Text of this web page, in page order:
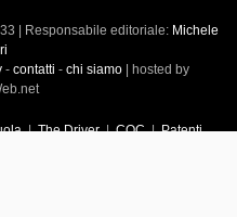
| Responsabile editoriale: Michele
- contatti - chi siamo| hosted by
|The Driver|CQC|Patenti